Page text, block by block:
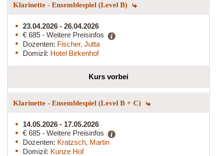
Klarinette - Ensemblespiel (Level B)
23.04.2026 - 26.04.2026
€ 685 - Weitere Preisinfos
Dozenten: Fischer, Jutta
Domizil: Hotel Birkenhof
Kurs vorbei
Klarinette - Ensemblespiel (Level B + C)
14.05.2026 - 17.05.2026
€ 685 - Weitere Preisinfos
Dozenten: Kratzsch, Martin
Domizil: Kunze Hof